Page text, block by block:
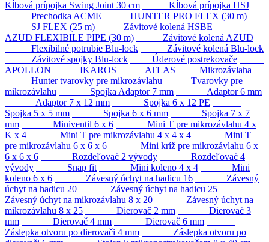
Kĺbová prípojka Swing Joint 30 cm
Kĺbová prípojka HSJ
Prechodka ACME
HUNTER PRO FLEX (30 m)
SJ FLEX (25 m)
Závitové kolená HSBE
AZUD FLEXIBILE PIPE (30 m)
Závitové kolená AZUD
Flexibilné potrubie Blu-lock
Závitové kolená Blu-lock
Závitové spojky Blu-lock
Úderové postrekovače
APOLLON
IKAROS ATLAS
Mikrozávlaha
Hunter tvarovky pre mikrozávlahu
Tvarovky pre
mikrozávlahu
Spojka Adaptor 7 mm
Adaptor 6 mm
Adaptor 7 x 12 mm
Spojka 6 x 12 PE
Spojka 5 x 5 mm
Spojka 6 x 6 mm
Spojka 7 x 7
mm
Miniventil 6 x 6
Mini T pre mikrozávlahu 4 x
K x 4
Mini T pre mikrozávlahu 4 x 4 x 4
Mini T
pre mikrozávlahu 6 x 6 x 6
Mini kríž pre mikrozávlahu 6 x
6 x 6 x 6
Rozdeľovač 2 vývody
Rozdeľovač 4
vývody
Snap fit Mini koleno 4 x 4
Mini
koleno 6 x 6
Závesný úchyt na hadicu 16
Závesný
úchyt na hadicu 20
Závesný úchyt na hadicu 25
Závesný úchyt na mikrozávlahu 8 x 20
Závesný úchyt na
mikrozávlahu 8 x 25
Dierovač 2 mm
Dierovač 3
mm
Dierovač 4 mm
Dierovač 6 mm
Záslepka otvoru po dierovači 4 mm
Záslepka otvoru po